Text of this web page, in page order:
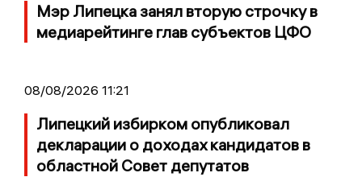
Мэр Липецка занял вторую строчку в
медиарейтинге глав субъектов ЦФО
08/08/2026 11:21
Липецкий избирком опубликовал
декларации о доходах кандидатов в
областной Совет депутатов